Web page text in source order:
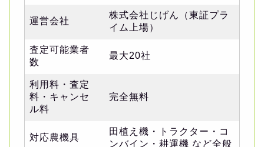
運営会社
株式会社じげん（東証プラ
イム上場）
査定可能業者
数
最大20社
利用料・査定
料・キャンセ
ル料
完全無料
対応農機具
田植え機・トラクター・コ
ンバイン・耕運機 など全般